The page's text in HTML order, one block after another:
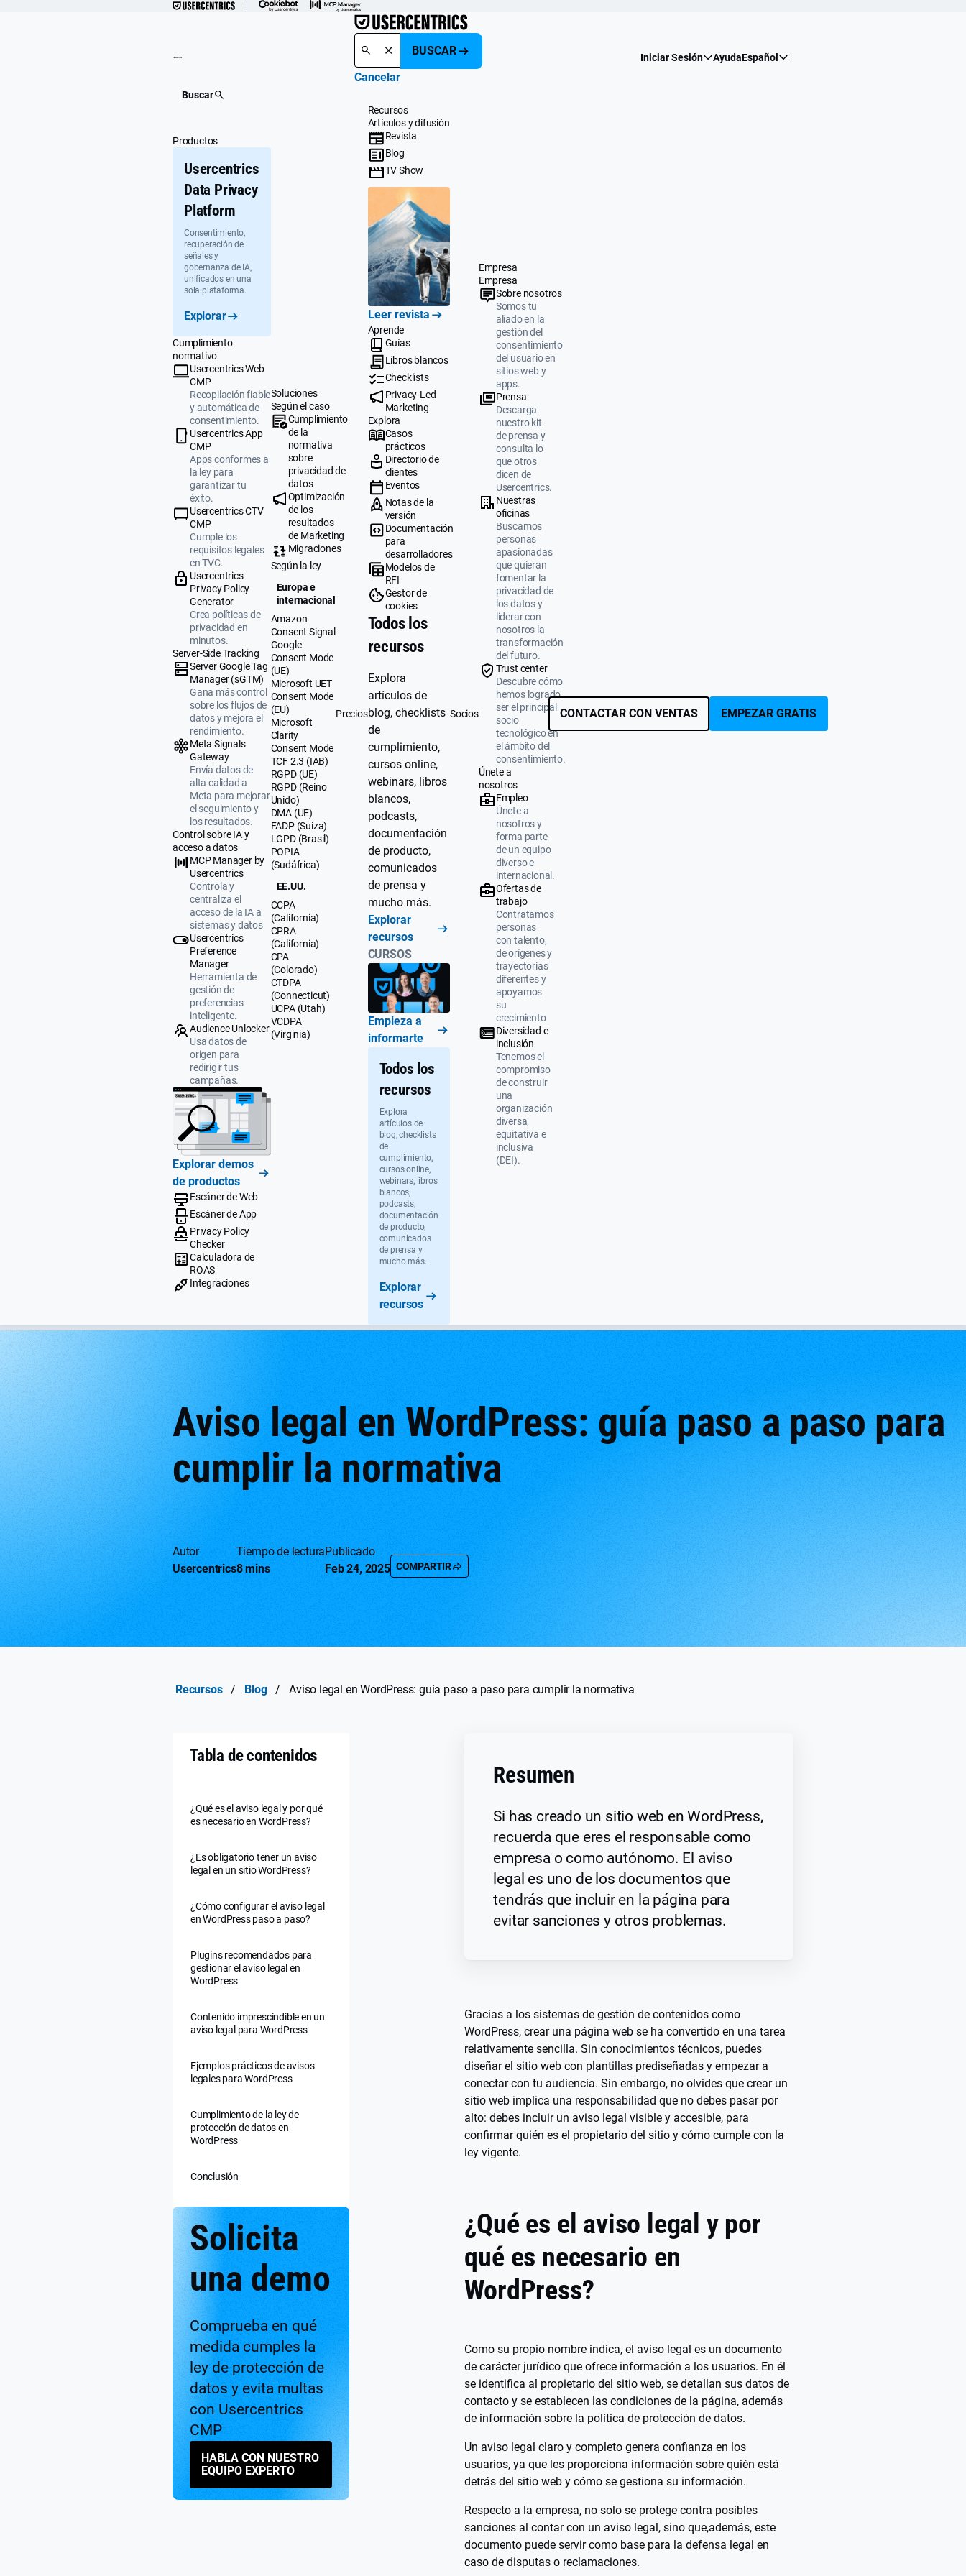
BUSCAR
Cancelar
Buscar
Iniciar Sesión AyudaEspañol
Productos
Usercentrics
Data Privacy
Platform
Consentimiento,
recuperación de
señales y
gobernanza de IA,
unificados en una
sola plataforma.
Explorar
Cumplimiento
normativo
Usercentrics Web
CMP
Recopilación fiable
y automática de
consentimiento.
Usercentrics App
CMP
Apps conformes a
la ley para
garantizar tu
éxito.
Usercentrics CTV
CMP
Cumple los
requisitos legales
en TVC.
Usercentrics
Privacy Policy
Generator
Crea políticas de
privacidad en
minutos.
Server-Side Tracking
Server Google Tag
Manager (sGTM)
Gana más control
sobre los flujos de
datos y mejora el
rendimiento.
Meta Signals
Gateway
Envía datos de
alta calidad a
Meta para mejorar
el seguimiento y
los resultados.
Control sobre IA y
acceso a datos
MCP Manager by
Usercentrics
Controla y
centraliza el
acceso de la IA a
sistemas y datos
Usercentrics
Preference
Manager
Herramienta de
gestión de
preferencias
inteligente.
Audience Unlocker
Usa datos de
origen para
redirigir tus
campañas.
Explorar demos
de productos
Escáner de Web
Escáner de App
Privacy Policy
Checker
Calculadora de
ROAS
Integraciones
Soluciones
Según el caso
Cumplimiento
de la
normativa
sobre
privacidad de
datos
Optimización
de los
resultados
de Marketing
Migraciones
Según la ley
Europa e
internacional
Amazon
Consent Signal
Google
Consent Mode
(UE)
Microsoft UET
Consent Mode
(EU)
Microsoft
Clarity
Consent Mode
TCF 2.3 (IAB)
RGPD (UE)
RGPD (Reino
Unido)
DMA (UE)
FADP (Suiza)
LGPD (Brasil)
POPIA
(Sudáfrica)
EE.UU.
CCPA
(California)
CPRA
(California)
CPA
(Colorado)
CTDPA
(Connecticut)
UCPA (Utah)
VCDPA
(Virginia)
Precios
Recursos
Artículos y difusión
Revista
Blog
TV Show
Leer revista
Aprende
Guías
Libros blancos
Checklists
Privacy-Led
Marketing
Explora
Casos
prácticos
Directorio de
clientes
Eventos
Notas de la
versión
Documentación
para
desarrolladores
Modelos de
RFI
Gestor de
cookies
Todos los
recursos
Explora
artículos de
blog, checklists
de
cumplimiento,
cursos online,
webinars, libros
blancos,
podcasts,
documentación
de producto,
comunicados
de prensa y
mucho más.
Explorar
recursos
CURSOS
Empieza a
informarte
Todos los
recursos
Explora
artículos de
blog, checklists
de
cumplimiento,
cursos online,
webinars, libros
blancos,
podcasts,
documentación
de producto,
comunicados
de prensa y
mucho más.
Explorar
recursos
Socios
Empresa
Empresa
Sobre nosotros
Somos tu
aliado en la
gestión del
consentimiento
del usuario en
sitios web y
apps.
Prensa
Descarga
nuestro kit
de prensa y
consulta lo
que otros
dicen de
Usercentrics.
Nuestras
oficinas
Buscamos
personas
apasionadas
que quieran
fomentar la
privacidad de
los datos y
liderar con
nosotros la
transformación
del futuro.
Trust center
Descubre cómo
hemos logrado
ser el principal
socio
tecnológico en
el ámbito del
consentimiento.
Únete a
nosotros
Empleo
Únete a
nosotros y
forma parte
de un equipo
diverso e
internacional.
Ofertas de
trabajo
Contratamos
personas
con talento,
de orígenes y
trayectorias
diferentes y
apoyamos
su
crecimiento
Diversidad e
inclusión
Tenemos el
compromiso
de construir
una
organización
diversa,
equitativa e
inclusiva
(DEI).
CONTACTAR CON VENTAS EMPEZAR GRATIS
Aviso legal en WordPress: guía paso a paso para
cumplir la normativa
Autor
Usercentrics
Tiempo de lectura
8 mins
Publicado
Feb 24, 2025 COMPARTIR
Recursos / Blog / Aviso legal en WordPress: guía paso a paso para cumplir la normativa
Tabla de contenidos
¿Qué es el aviso legal y por qué
es necesario en WordPress?
¿Es obligatorio tener un aviso
legal en un sitio WordPress?
¿Cómo configurar el aviso legal
en WordPress paso a paso?
Plugins recomendados para
gestionar el aviso legal en
WordPress
Contenido imprescindible en un
aviso legal para WordPress
Ejemplos prácticos de avisos
legales para WordPress
Cumplimiento de la ley de
protección de datos en
WordPress
Conclusión
Solicita
una demo
Comprueba en qué
medida cumples la
ley de protección de
datos y evita multas
con Usercentrics
CMP
HABLA CON NUESTRO
EQUIPO EXPERTO
Resumen
Si has creado un sitio web en WordPress,
recuerda que eres el responsable como
empresa o como autónomo. El aviso
legal es uno de los documentos que
tendrás que incluir en la página para
evitar sanciones y otros problemas.
Gracias a los sistemas de gestión de contenidos como
WordPress, crear una página web se ha convertido en una tarea
relativamente sencilla. Sin conocimientos técnicos, puedes
diseñar el sitio web con plantillas prediseñadas y empezar a
conectar con tu audiencia. Sin embargo, no olvides que crear un
sitio web implica una responsabilidad que no debes pasar por
alto: debes incluir un aviso legal visible y accesible, para
confirmar quién es el propietario del sitio y cómo cumple con la
ley vigente.
¿Qué es el aviso legal y por
qué es necesario en
WordPress?
Como su propio nombre indica, el aviso legal es un documento
de carácter jurídico que ofrece información a los usuarios. En él
se identifica al propietario del sitio web, se detallan sus datos de
contacto y se establecen las condiciones de la página, además
de información sobre la política de protección de datos.
Un aviso legal claro y completo genera confianza en los
usuarios, ya que les proporciona información sobre quién está
detrás del sitio web y cómo se gestiona su información.
Respecto a la empresa, no solo se protege contra posibles
sanciones al contar con un aviso legal, sino que,además, este
documento puede servir como base para la defensa legal en
caso de disputas o reclamaciones.